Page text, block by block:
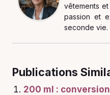
vêtements
passion et
seconde vie.
Publications
200 ml :